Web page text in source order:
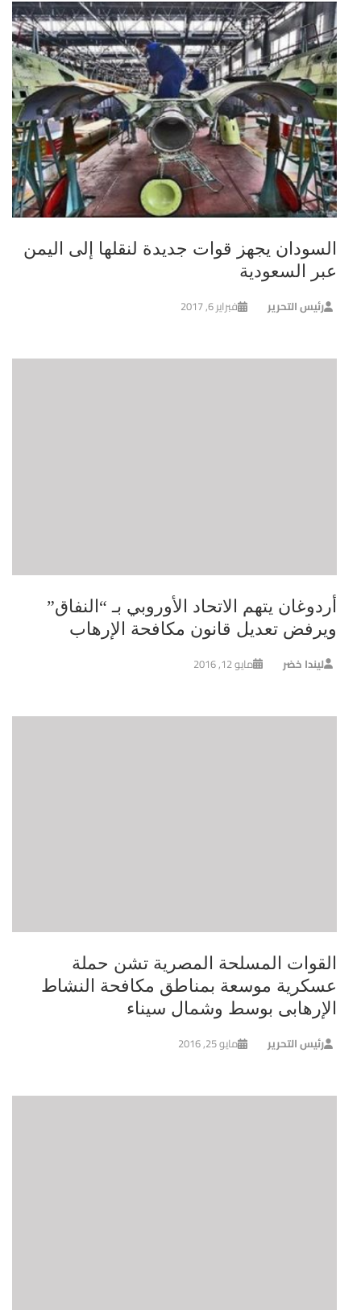
السودان يجهز قوات جديدة لنقلها إلى اليمن
عبر السعودية
رئيس التحرير فبراير 6, 2017
أردوغان يتهم الاتحاد الأوروبي بـ “النفاق”
ويرفض تعديل قانون مكافحة الإرهاب
ليندا خضر مايو 12, 2016
القوات المسلحة المصرية تشن حملة
عسكرية موسعة بمناطق مكافحة النشاط
الإرهابى بوسط وشمال سيناء
رئيس التحرير مايو 25, 2016